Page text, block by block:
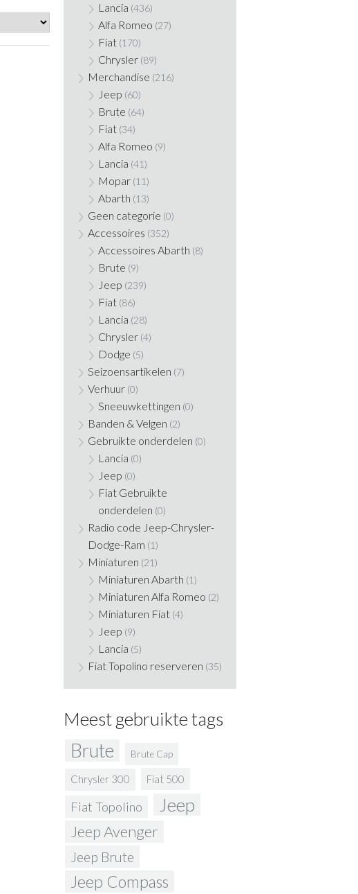
Lancia (436)
Alfa Romeo (27)
Fiat (170)
Chrysler (89)
Merchandise (216)
Jeep (60)
Brute (64)
Fiat (34)
Alfa Romeo (9)
Lancia (41)
Mopar (11)
Abarth (13)
Geen categorie (0)
Accessoires (352)
Accessoires Abarth (8)
Brute (9)
Jeep (239)
Fiat (86)
Lancia (28)
Chrysler (4)
Dodge (5)
Seizoensartikelen (7)
Verhuur (0)
Sneeuwkettingen (0)
Banden & Velgen (2)
Gebruikte onderdelen (0)
Lancia (0)
Jeep (0)
Fiat Gebruikte
onderdelen (0)
Radio code Jeep-Chrysler-
Dodge-Ram (1)
Miniaturen (21)
Miniaturen Abarth (1)
Miniaturen Alfa Romeo (2)
Miniaturen Fiat (4)
Jeep (9)
Lancia (5)
Fiat Topolino reserveren (35)
Meest gebruikte tags
Brute Brute Cap
Chrysler 300 Fiat 500
Fiat Topolino Jeep
Jeep Avenger
Jeep Brute
Jeep Compass